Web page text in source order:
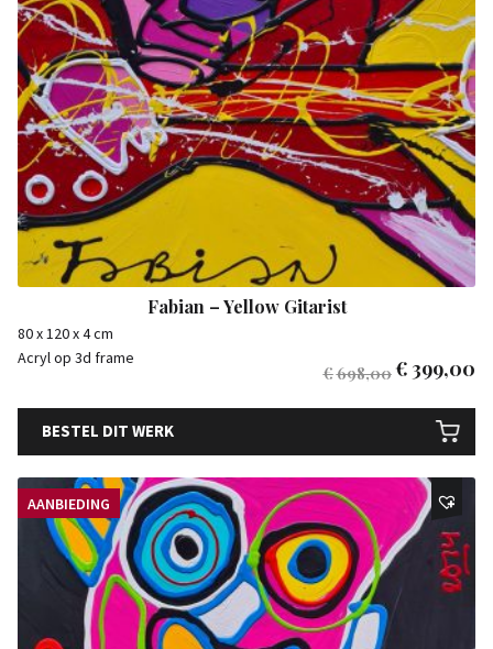
Fabian – Yellow Gitarist
80 x 120 x 4 cm
Acryl op 3d frame
€698,00€ 399,00
BESTEL DIT WERK
AANBIEDING